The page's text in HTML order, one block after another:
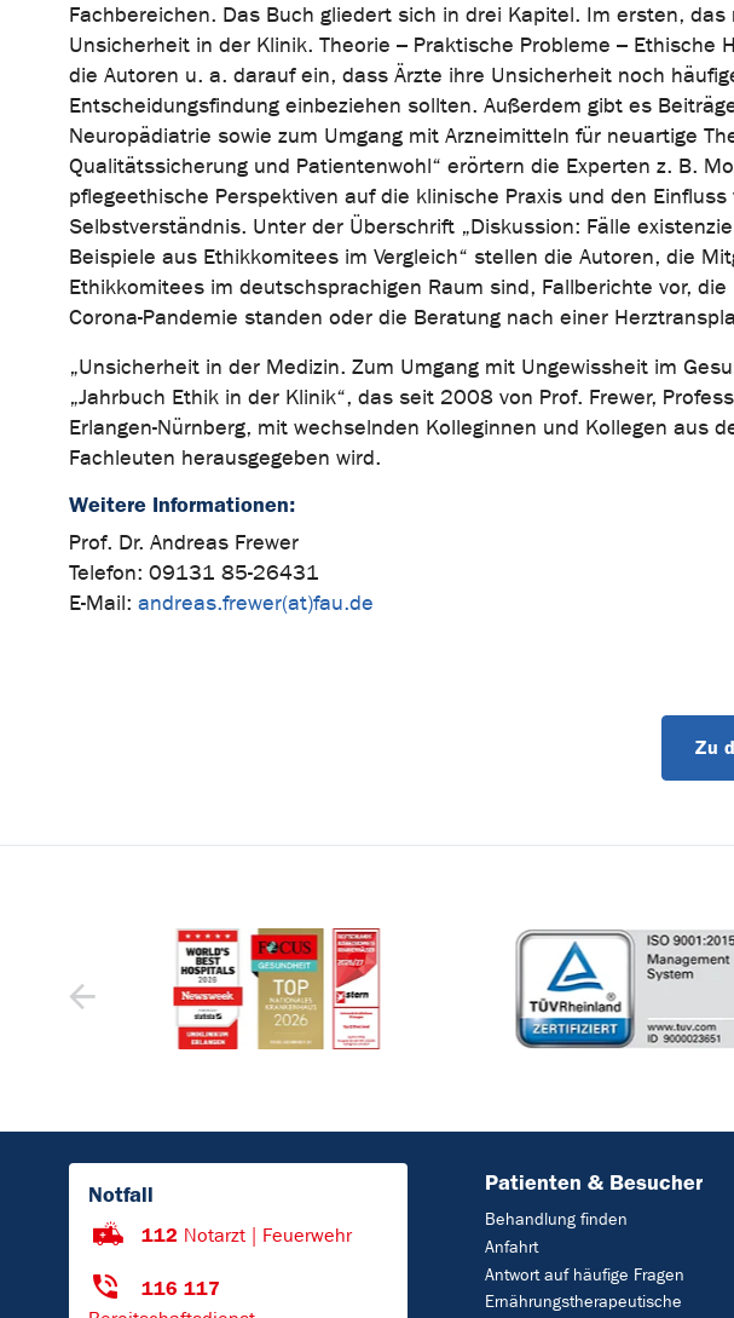
Fachbereichen. Das Buch gliedert sich in drei Kapitel. Im ersten,
Unsicherheit in der Klinik. Theorie – Praktische Probleme – Ethische
die Autoren u. a. darauf ein, dass Ärzte ihre Unsicherheit noch
Entscheidungsfindung einbeziehen sollten. Außerdem gibt es
Neuropädiatrie sowie zum Umgang mit Arzneimitteln für neuartige
Qualitätssicherung und Patientenwohl“ erörtern die Experten z. B.
pflegeethische Perspektiven auf die klinische Praxis und den
Selbstverständnis. Unter der Überschrift „Diskussion: Fälle
Beispiele aus Ethikkomitees im Vergleich“ stellen die Autoren, die
Ethikkomitees im deutschsprachigen Raum sind, Fallberichte vor,
Corona-Pandemie standen oder die Beratung nach einer
„Unsicherheit in der Medizin. Zum Umgang mit Ungewissheit im
„Jahrbuch Ethik in der Klinik“, das seit 2008 von Prof. Frewer,
Erlangen-Nürnberg, mit wechselnden Kolleginnen und Kollegen aus
Fachleuten herausgegeben wird.
Weitere Informationen:
Prof. Dr. Andreas Frewer
Telefon: 09131 85-26431
E-Mail: andreas.frewer(at)fau.de
Zu
Notfall
112 Notarzt | Feuerwehr
116 117
Patienten & Besucher
Behandlung finden
Anfahrt
Antwort auf häufige Fragen
Ernährungstherapeutische